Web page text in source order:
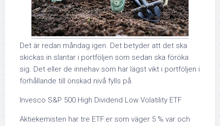
Det är redan måndag igen. Det betyder att det ska
skickas in slantar i portföljen som sedan ska föröka
sig. Det eller de innehav som har lägst vikt i portföljen i
förhållande till önskad nivå fylls på.
Invesco S&P 500 High Dividend Low Volatility ETF
Aktiekemisten har tre ETF:er som väger 5 % var och